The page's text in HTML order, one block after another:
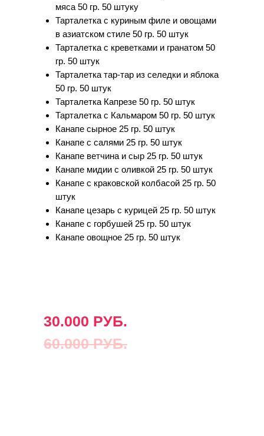
мяса 50 гр. 50 штуку
Тарталетка с куриным филе и овощами
в азиатском стиле 50 гр. 50 штук
Тарталетка с креветками и гранатом 50
гр. 50 штук
Тарталетка тар-тар из селедки и яблока
50 гр. 50 штук
Тарталетка Капрезе 50 гр. 50 штук
Тарталетка с Кальмаром 50 гр. 50 штук
Канапе сырное 25 гр. 50 штук
Канапе с салями 25 гр. 50 штук
Канапе ветчина и сыр 25 гр. 50 штук
Канапе мидии с оливкой 25 гр. 50 штук
Канапе с краковской колбасой 25 гр. 50
штук
Канапе цезарь с курицей 25 гр. 50 штук
Канапе с горбушей 25 гр. 50 штук
Канапе овощное 25 гр. 50 штук
30.000 РУБ.
60.000 РУБ.